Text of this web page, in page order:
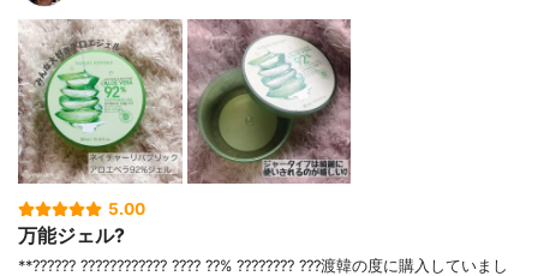
5.00
万能ジェル?
**?????? ???????????? ???? ??% ???????? ???⁡渡韓の度に購入していまし